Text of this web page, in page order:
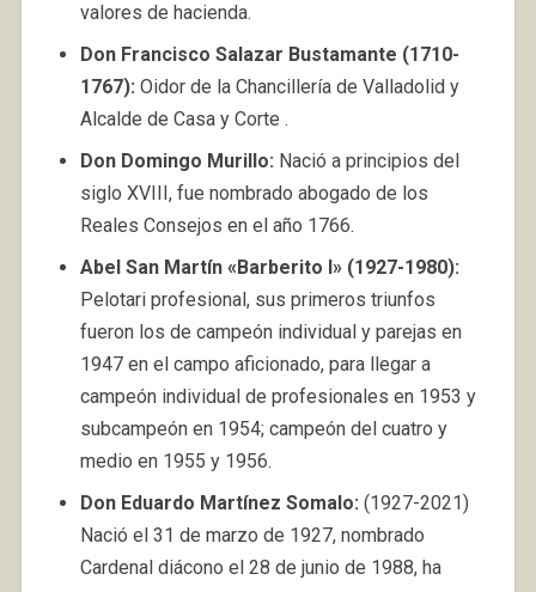
valores de hacienda.
Don Francisco Salazar Bustamante (1710-
1767): Oidor de la Chancillería de Valladolid y
Alcalde de Casa y Corte .
Don Domingo Murillo: Nació a principios del
siglo XVIII, fue nombrado abogado de los
Reales Consejos en el año 1766.
Abel San Martín «Barberito I» (1927-1980):
Pelotari profesional, sus primeros triunfos
fueron los de campeón individual y parejas en
1947 en el campo aficionado, para llegar a
campeón individual de profesionales en 1953 y
subcampeón en 1954; campeón del cuatro y
medio en 1955 y 1956.
Don Eduardo Martínez Somalo: (1927-2021)
Nació el 31 de marzo de 1927, nombrado
Cardenal diácono el 28 de junio de 1988, ha